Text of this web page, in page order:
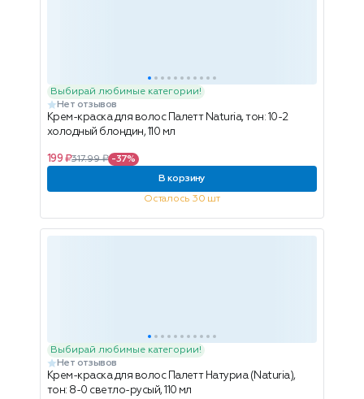
Выбирай любимые категории!
Нет отзывов
Крем-краска для волос Палетт Naturia, тон: 10-2
холодный блондин, 110 мл
199 ₽317.99 ₽ -37%
В корзину
Осталось 30 шт
Выбирай любимые категории!
Нет отзывов
Крем-краска для волос Палетт Натуриа (Naturia),
тон: 8-0 светло-русый, 110 мл